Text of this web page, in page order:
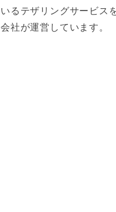
いるテザリングサービス
会社が運営しています。